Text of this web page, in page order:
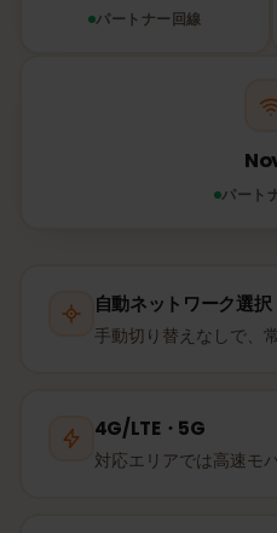
パートナー回線
パート
自動ネットワーク選択
手動切り替えなしで、
4G/LTE・5G
対応エリアでは高速モ